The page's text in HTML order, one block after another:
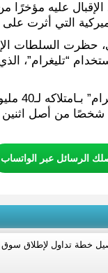
الإقبال عليه مؤخرًا
التي أثرت على
حظرت السلطات
“تليغرام”،
ويتمتع
شخصًا من أصل اثنين
الرسائل عبر الواتساب
خطة تداول لإطلاق سوق